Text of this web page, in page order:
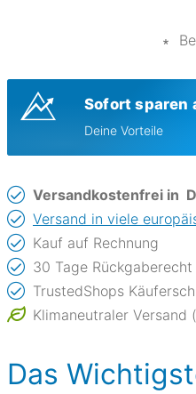
∗
Sofort sparen
Deine Vorteile
Versandkostenfrei in
Versand in viele
Kauf auf Rechnung
30 Tage Rückgaberecht
TrustedShops
Klimaneutraler Versand
Das